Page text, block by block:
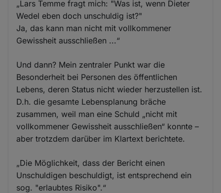
„Lars Temme fragt mich: "Was ist, wenn Dieter
Wedel eben doch unschuldig ist?"
Ja, das kann man nicht mit vollkommener
Gewissheit ausschließen ...“
Und dann? Mein zentraler Punkt war die
Besonderheit bei Personen des öffentlichen
Lebens, deren Status nicht wieder herzustellen ist.
D.h. die gesamte Lebensplanung bräche
zusammen, weil man eine Schuld „nicht mit
vollkommener Gewissheit ausschließen“ konnte –
aber trotzdem darüber im Klartext berichtete.
„Die Möglichkeit, dass der Bericht einen
Unschuldigen beschuldigt, ist entsprechend ein
sog. "erlaubtes Risiko".“